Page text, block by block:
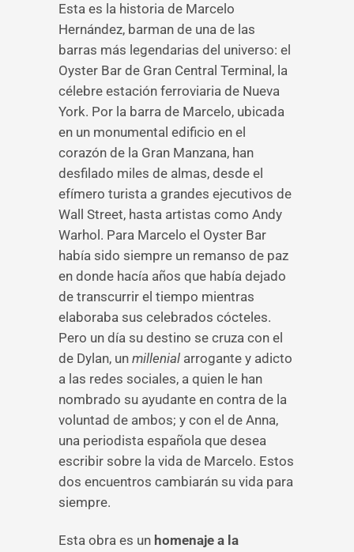
Esta es la historia de Marcelo
Hernández, barman de una de las
barras más legendarias del universo: el
Oyster Bar de Gran Central Terminal, la
célebre estación ferroviaria de Nueva
York. Por la barra de Marcelo, ubicada
en un monumental edificio en el
corazón de la Gran Manzana, han
desfilado miles de almas, desde el
efímero turista a grandes ejecutivos de
Wall Street, hasta artistas como Andy
Warhol. Para Marcelo el Oyster Bar
había sido siempre un remanso de paz
en donde hacía años que había dejado
de transcurrir el tiempo mientras
elaboraba sus celebrados cócteles.
Pero un día su destino se cruza con el
de Dylan, un millenial arrogante y adicto
a las redes sociales, a quien le han
nombrado su ayudante en contra de la
voluntad de ambos; y con el de Anna,
una periodista española que desea
escribir sobre la vida de Marcelo. Estos
dos encuentros cambiarán su vida para
siempre.
Esta obra es un homenaje a la